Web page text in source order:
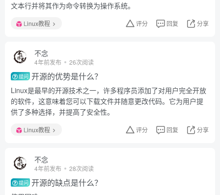
文本行并将其作为命令转换为操作系统。
Linux教程 评分 回复 分享
不念
4年前发布 26次阅读
提问 开源的优势是什么？
Linux是最早的开源技术之一，许多程序员添加了对用户完全开放
的软件，这意味着您可以下载文件并随意更改代码。它为用户提
供了多种选择，并提高了安全性。
Linux教程 评分 回复 分享
不念
4年前发布 28次阅读
提问 开源的缺点是什么？